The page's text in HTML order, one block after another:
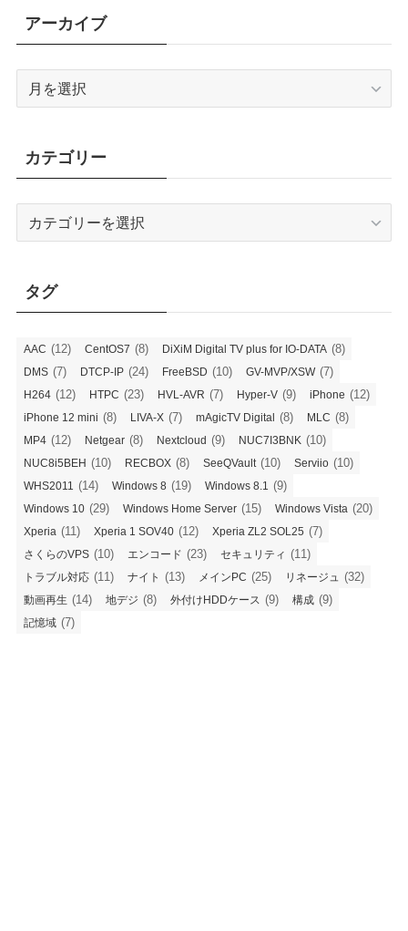
アーカイブ
ブ
カテゴリー
ー
タグ
AAC (12) CentOS7 (8) DiXiM Digital TV plus for IO-DATA (8)
DMS (7) DTCP-IP (24) FreeBSD (10) GV-MVP/XSW(7)
H264 (12) HTPC (23) HVL-AVR (7) Hyper-V (9) iPhone (12)
iPhone 12 mini (8) LIVA-X (7) mAgicTV Digital (8) MLC (8)
MP4 (12) Netgear (8) Nextcloud (9) NUC7I3BNK (10)
NUC8i5BEH (10) RECBOX (8) SeeQVault (10) Serviio (10)
WHS2011 (14) Windows 8 (19) Windows 8.1 (9)
Windows 10 (29) Windows Home Server (15) Windows Vista (20)
Xperia (11) Xperia 1 SOV40 (12) Xperia ZL2 SOL25 (7)
さくらのVPS (10) エンコード (23) セキュリティ (11)
トラブル対応 (11) ナイト (13) メインPC (25) リネージュ (32)
動画再生 (14) 地デジ (8) 外付けHDDケース (9) 構成 (9)
記憶域 (7)